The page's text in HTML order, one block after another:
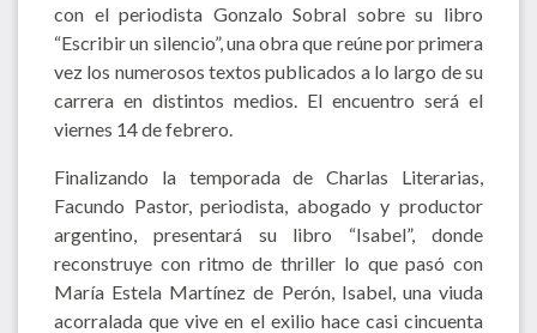
con el periodista Gonzalo Sobral sobre su libro
“Escribir un silencio”, una obra que reúne por primera
vez los numerosos textos publicados a lo largo de su
carrera en distintos medios. El encuentro será el
viernes 14 de febrero.
Finalizando la temporada de Charlas Literarias,
Facundo Pastor, periodista, abogado y productor
argentino, presentará su libro “Isabel”, donde
reconstruye con ritmo de thriller lo que pasó con
María Estela Martínez de Perón, Isabel, una viuda
acorralada que vive en el exilio hace casi cincuenta